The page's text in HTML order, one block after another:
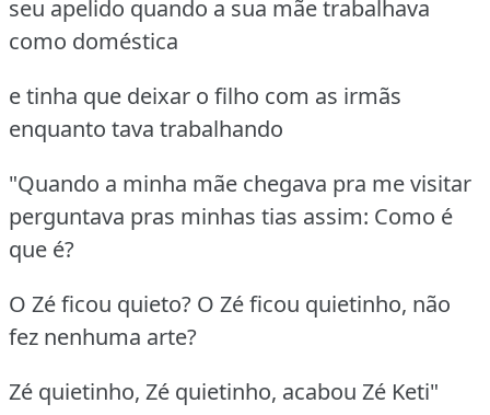
seu apelido quando a sua mãe trabalhava
como doméstica
e tinha que deixar o filho com as irmãs
enquanto tava trabalhando
"Quando a minha mãe chegava pra me visitar
perguntava pras minhas tias assim: Como é
que é?
O Zé ficou quieto? O Zé ficou quietinho, não
fez nenhuma arte?
Zé quietinho, Zé quietinho, acabou Zé Keti"